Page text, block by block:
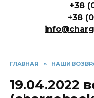
+38
+38
ГЛАВНАЯ » НАШИ
19.04.2022